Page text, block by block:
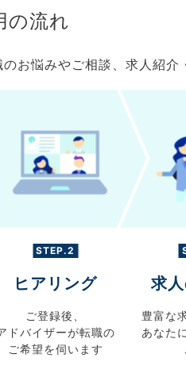
の流れ
お悩みやご相談、求人紹
STEP.2
ヒアリング
ご登録後、
ドバイザーが転職の
ご希望を伺います
求
豊富な
あなた